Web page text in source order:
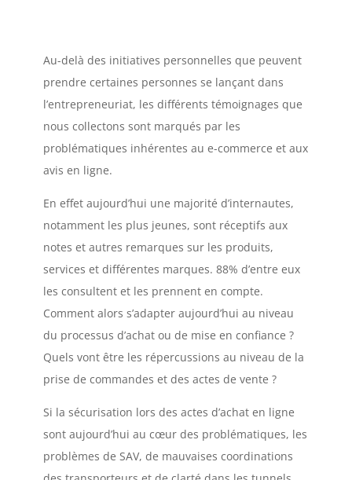
Au-delà des initiatives personnelles que peuvent
prendre certaines personnes se lançant dans
l’entrepreneuriat, les différents témoignages que
nous collectons sont marqués par les
problématiques inhérentes au e-commerce et aux
avis en ligne.
En effet aujourd’hui une majorité d’internautes,
notamment les plus jeunes, sont réceptifs aux
notes et autres remarques sur les produits,
services et différentes marques. 88% d’entre eux
les consultent et les prennent en compte.
Comment alors s’adapter aujourd’hui au niveau
du processus d’achat ou de mise en confiance ?
Quels vont être les répercussions au niveau de la
prise de commandes et des actes de vente ?
Si la sécurisation lors des actes d’achat en ligne
sont aujourd’hui au cœur des problématiques, les
problèmes de SAV, de mauvaises coordinations